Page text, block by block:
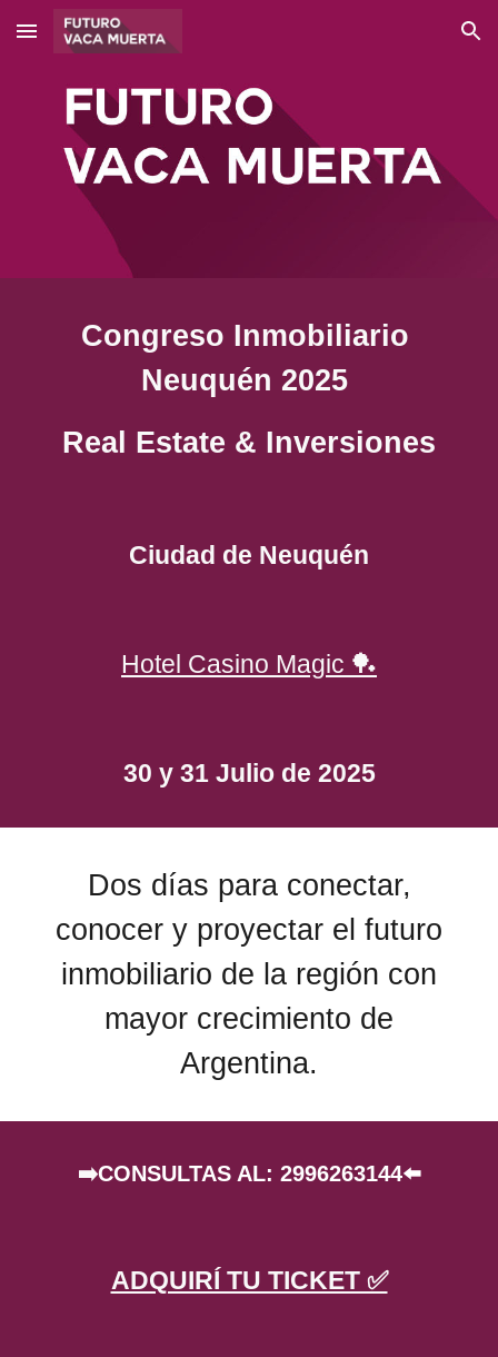
Skip to main content Skip to navigation
Congreso Inmobiliario
Neuquén 2025
Real Estate & Inversiones
Ciudad de Neuquén
Hotel Casino Magic 🏓
30 y 31 Julio de 2025
Dos días para conectar,
conocer y proyectar el futuro
inmobiliario de la región con
mayor crecimiento de
Argentina.
➡️CONSULTAS AL: 2996263144⬅️
ADQUIRÍ TU TICKET ✅